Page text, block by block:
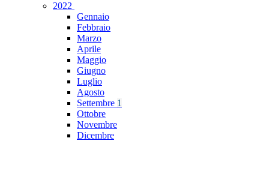
2022
Gennaio
Febbraio
Marzo
Aprile
Maggio
Giugno
Luglio
Agosto
Settembre 1
Ottobre
Novembre
Dicembre